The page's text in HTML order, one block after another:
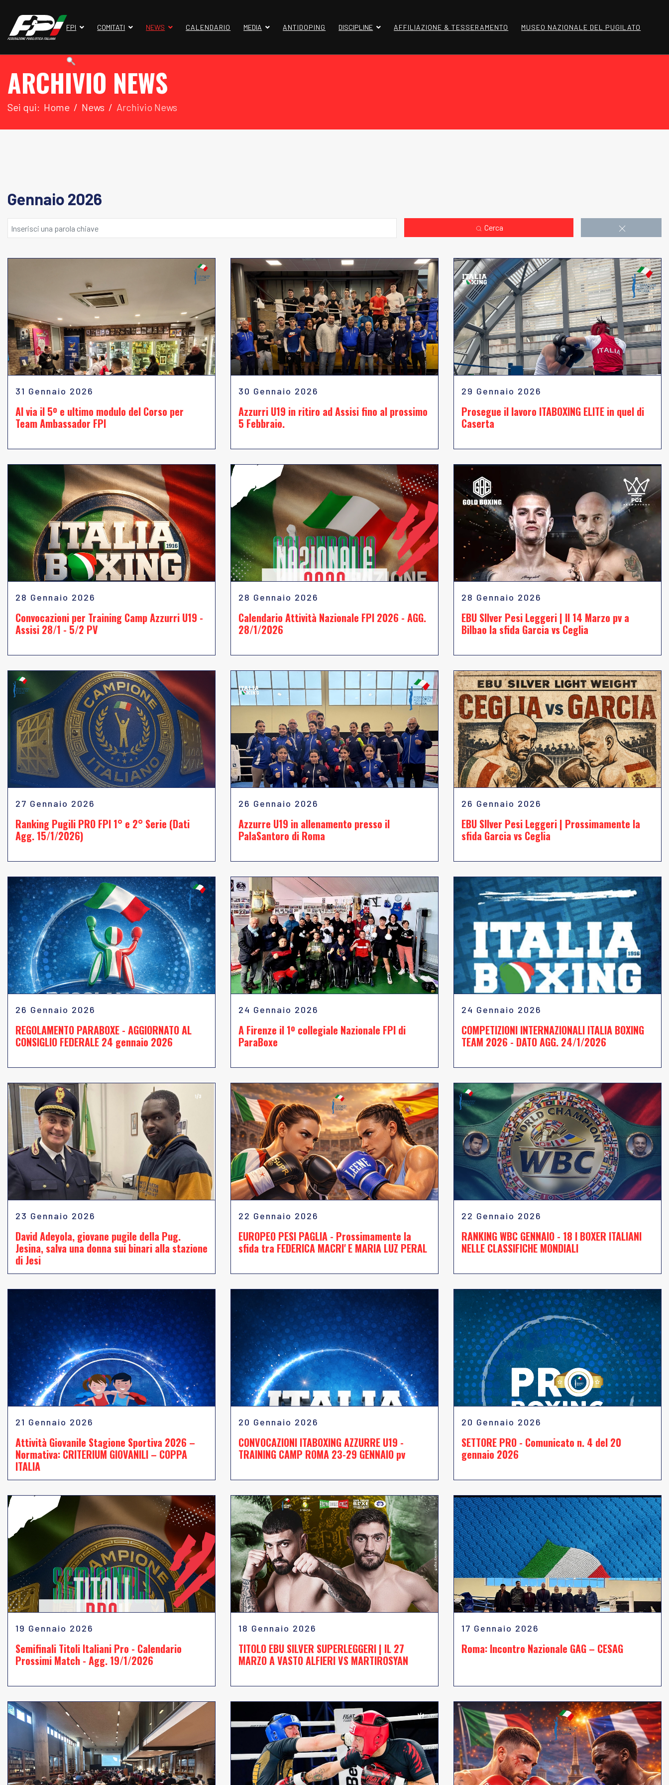
FPI COMITATI NEWS CALENDARIO MEDIA ANTIDOPING DISCIPLINE AFFILIAZIONE & TESSERAMENTO MUSEO NAZIONALE DEL PUGILATO
ARCHIVIO NEWS
Sei qui: Home News Archivio News
Gennaio 2026
Cerca
31 Gennaio 2026
Al via il 5º e ultimo modulo del Corso per
Team Ambassador FPI
30 Gennaio 2026
Azzurri U19 in ritiro ad Assisi fino al prossimo
5 Febbraio.
29 Gennaio 2026
Prosegue il lavoro ITABOXING ELITE in quel di
Caserta
28 Gennaio 2026
Convocazioni per Training Camp Azzurri U19 -
Assisi 28/1 - 5/2 PV
28 Gennaio 2026
Calendario Attività Nazionale FPI 2026 - AGG.
28/1/2026
28 Gennaio 2026
EBU SIlver Pesi Leggeri | Il 14 Marzo pv a
Bilbao la sfida Garcia vs Ceglia
27 Gennaio 2026
Ranking Pugili PRO FPI 1° e 2° Serie (Dati
Agg. 15/1/2026)
26 Gennaio 2026
Azzurre U19 in allenamento presso il
PalaSantoro di Roma
26 Gennaio 2026
EBU SIlver Pesi Leggeri | Prossimamente la
sfida Garcia vs Ceglia
26 Gennaio 2026
REGOLAMENTO PARABOXE - AGGIORNATO AL
CONSIGLIO FEDERALE 24 gennaio 2026
24 Gennaio 2026
A Firenze il 1º collegiale Nazionale FPI di
ParaBoxe
24 Gennaio 2026
COMPETIZIONI INTERNAZIONALI ITALIA BOXING
TEAM 2026 - DATO AGG. 24/1/2026
23 Gennaio 2026
David Adeyola, giovane pugile della Pug.
Jesina, salva una donna sui binari alla stazione
di Jesi
22 Gennaio 2026
EUROPEO PESI PAGLIA - Prossimamente la
sfida tra FEDERICA MACRI' E MARIA LUZ PERAL
22 Gennaio 2026
RANKING WBC GENNAIO - 18 I BOXER ITALIANI
NELLE CLASSIFICHE MONDIALI
21 Gennaio 2026
Attività Giovanile Stagione Sportiva 2026 –
Normativa: CRITERIUM GIOVANILI – COPPA
ITALIA
20 Gennaio 2026
CONVOCAZIONI ITABOXING AZZURRE U19 -
TRAINING CAMP ROMA 23-29 GENNAIO pv
20 Gennaio 2026
SETTORE PRO - Comunicato n. 4 del 20
gennaio 2026
19 Gennaio 2026
Semifinali Titoli Italiani Pro - Calendario
Prossimi Match - Agg. 19/1/2026
18 Gennaio 2026
TITOLO EBU SILVER SUPERLEGGERI | IL 27
MARZO A VASTO ALFIERI VS MARTIROSYAN
17 Gennaio 2026
Roma: Incontro Nazionale GAG – CESAG